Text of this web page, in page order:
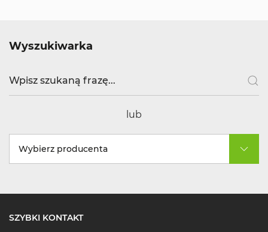
Wyszukiwarka
lub
Wybierz producenta
SZYBKI KONTAKT